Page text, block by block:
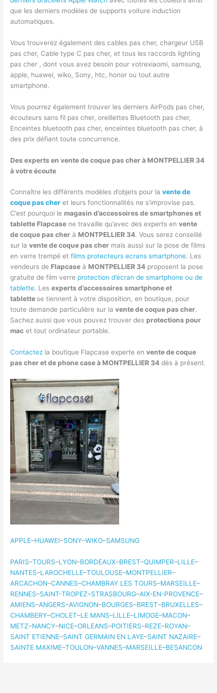
que les derniers modèles de supports voiture induction
automatiques.
Vous trouverez également des cables pas cher, chargeur USB
pas cher, Cable type C pas cher, et tous les raccords lighting
pas cher , dont vous avez besoin pour votrexiaomi, samsung,
apple, huawei, wiko, Sony, htc, honor ou tout autre
smartphone.
Vous pourrez également trouver les derniers AirPods pas cher,
écouteurs sans fil pas cher, oreillettes Bluetooth pas cher,
Enceintes bluetooth pas cher, enceintes bluetooth pas cher, à
des prix défiant toute concurrence.
Des experts en vente de coque pas cher à MONTPELLIER 34
à votre écoute
Connaître les différents modèles d’objets pour lavente de
coque pas cher et leurs fonctionnalités ne s’improvise pas.
C’est pourquoi le magasin d’accessoires de smartphones et
tablette Flapcase ne travaille qu’avec des experts envente
de coque pas cher à MONTPELLIER 34. Vous serez conseillé
sur lavente de coque pas cher mais aussi sur la pose de films
en verre trempé etfilms protecteurs ecrans smartphone. Les
vendeurs de Flapcase à MONTPELLIER 34 proposent la pose
gratuite de film verre protection d’écran de smartphone ou de
tablette. Lesexperts d’accessoires smartphone et
tablette se tiennent à votre disposition, en boutique, pour
toute demande particulière sur lavente de coque pas cher.
Sachez aussi que vous pouvez trouver des protections pour
mac et tout ordinateur portable.
Contactez la boutique Flapcase experte envente de coque
pas cher et de phone case à MONTPELLIER 34 dès à présent.
APPLE–HUAWEI–SONY–WIKO–SAMSUNG
PARIS–TOURS–LYON–BORDEAUX–BREST–QUIMPER–LILLE–
NANTES–LAROCHELLE–TOULOUSE–MONTPELLIER–
ARCACHON–CANNES–CHAMBRAY LES TOURS–MARSEILLE–
RENNES–SAINT-TROPEZ–STRASBOURG–AIX-EN-PROVENCE–
AMIENS–ANGERS–AVIGNON–BOURGES–BREST–BRUXELLES–
CHAMBERY–CHOLET–LE MANS–LILLE–LIMOGE–MACON–
METZ–NANCY–NICE–ORLEANS–POITIERS–REZE–ROYAN–
SAINT ETIENNE–SAINT GERMAIN EN LAYE–SAINT NAZAIRE–
SAINTE MAXIME–TOULON–VANNES–MARSEILLE–BESANCON